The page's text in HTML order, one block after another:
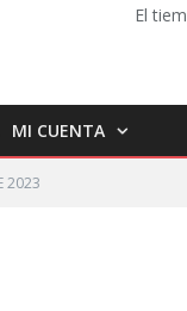
El
MI CUENTA
2023